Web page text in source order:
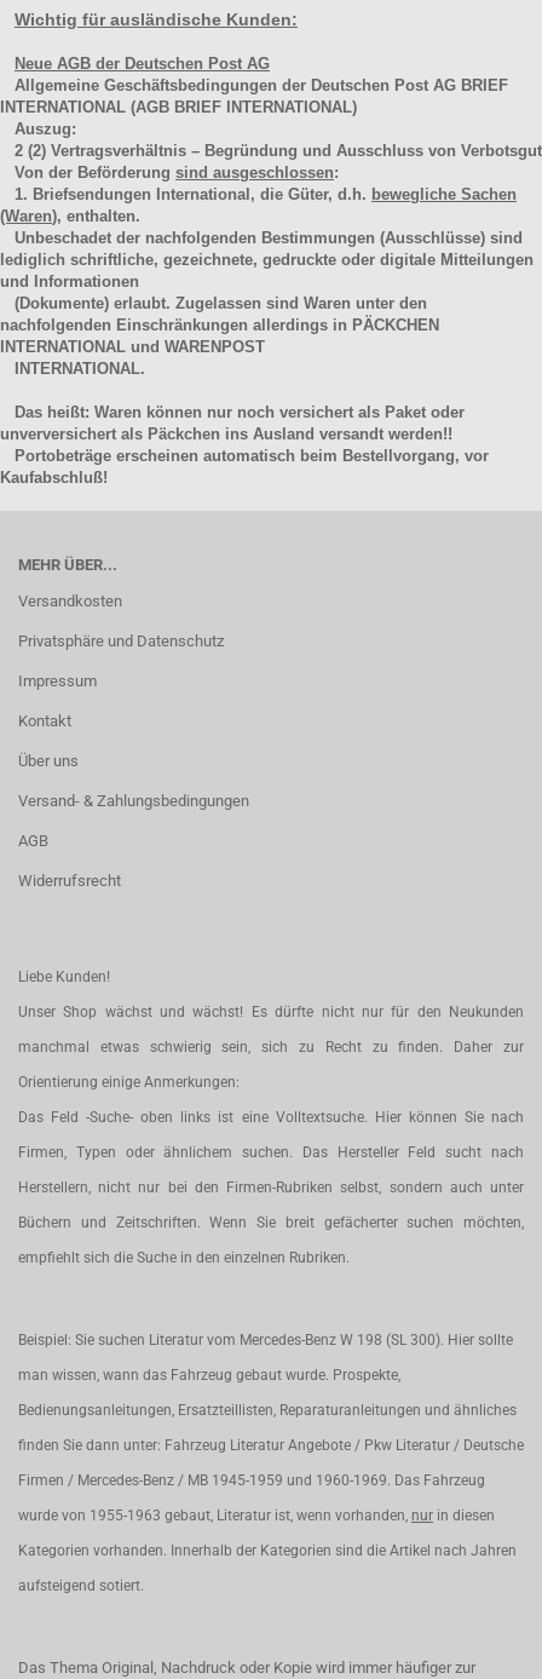
Wichtig für ausländische Kunden:
Neue AGB der Deutschen Post AG
Allgemeine Geschäftsbedingungen der Deutschen Post AG BRIEF
INTERNATIONAL (AGB BRIEF INTERNATIONAL)
Auszug:
2 (2) Vertragsverhältnis – Begründung und Ausschluss von Verbotsgut
Von der Beförderung sind ausgeschlossen:
1. Briefsendungen International, die Güter, d.h. bewegliche Sachen
(Waren), enthalten.
Unbeschadet der nachfolgenden Bestimmungen (Ausschlüsse) sind
lediglich schriftliche, gezeichnete, gedruckte oder digitale Mitteilungen
und Informationen
(Dokumente) erlaubt. Zugelassen sind Waren unter den
nachfolgenden Einschränkungen allerdings in PÄCKCHEN
INTERNATIONAL und WARENPOST
INTERNATIONAL.
Das heißt: Waren können nur noch versichert als Paket oder
unverversichert als Päckchen ins Ausland versandt werden!!
Portobeträge erscheinen automatisch beim Bestellvorgang, vor
Kaufabschluß!
MEHR ÜBER...
Versandkosten
Privatsphäre und Datenschutz
Impressum
Kontakt
Über uns
Versand- & Zahlungsbedingungen
AGB
Widerrufsrecht
Liebe Kunden!
Unser Shop wächst und wächst! Es dürfte nicht nur für den Neukunden
manchmal etwas schwierig sein, sich zu Recht zu finden. Daher zur
Orientierung einige Anmerkungen:
Das Feld -Suche- oben links ist eine Volltextsuche. Hier können Sie nach
Firmen, Typen oder ähnlichem suchen. Das Hersteller Feld sucht nach
Herstellern, nicht nur bei den Firmen-Rubriken selbst, sondern auch unter
Büchern und Zeitschriften. Wenn Sie breit gefächerter suchen möchten,
empfiehlt sich die Suche in den einzelnen Rubriken.
Beispiel: Sie suchen Literatur vom Mercedes-Benz W 198 (SL 300). Hier sollte
man wissen, wann das Fahrzeug gebaut wurde. Prospekte,
Bedienungsanleitungen, Ersatzteillisten, Reparaturanleitungen und ähnliches
finden Sie dann unter: Fahrzeug Literatur Angebote / Pkw Literatur / Deutsche
Firmen / Mercedes-Benz / MB 1945-1959 und 1960-1969. Das Fahrzeug
wurde von 1955-1963 gebaut, Literatur ist, wenn vorhanden, nur in diesen
Kategorien vorhanden. Innerhalb der Kategorien sind die Artikel nach Jahren
aufsteigend sotiert.
Das Thema Original, Nachdruck oder Kopie wird immer häufiger zur